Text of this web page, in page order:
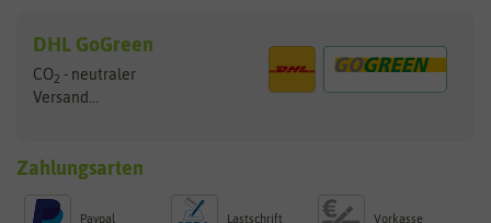
DHL GoGreen
CO2 - neutraler
Versand...
Zahlungsarten
Paypal Lastschrift Vorkasse